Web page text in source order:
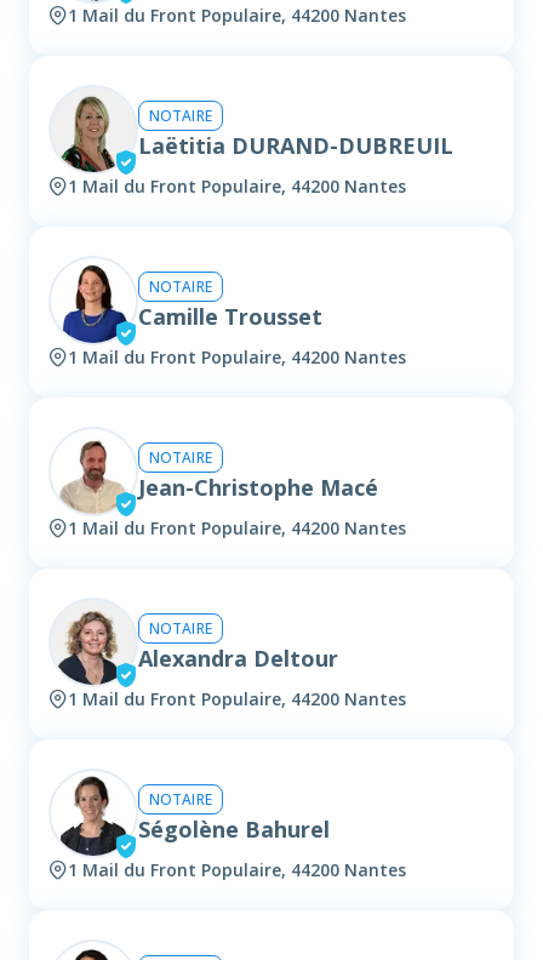
1 Mail du Front Populaire, 44200 Nantes
NOTAIRE
Laëtitia DURAND-DUBREUIL
1 Mail du Front Populaire, 44200 Nantes
NOTAIRE
Camille Trousset
1 Mail du Front Populaire, 44200 Nantes
NOTAIRE
Jean-Christophe Macé
1 Mail du Front Populaire, 44200 Nantes
NOTAIRE
Alexandra Deltour
1 Mail du Front Populaire, 44200 Nantes
NOTAIRE
Ségolène Bahurel
1 Mail du Front Populaire, 44200 Nantes